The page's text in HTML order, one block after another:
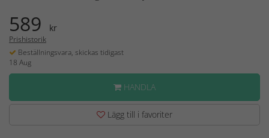
589 kr
Prishistorik
Beställningsvara, skickas tidigast
18 Aug
HANDLA
Lägg till i favoriter